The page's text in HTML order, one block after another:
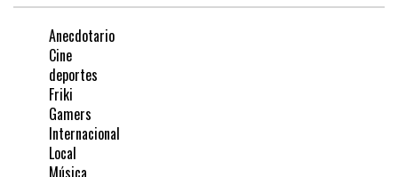
Anecdotario
Cine
deportes
Friki
Gamers
Internacional
Local
Música